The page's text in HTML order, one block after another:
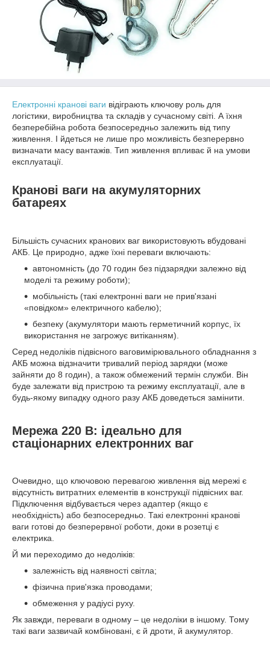
Електронні кранові ваги відіграють ключову роль для
логістики, виробництва та складів у сучасному світі. А їхня
безперебійна робота безпосередньо залежить від типу
живлення. І йдеться не лише про можливість безперервно
визначати масу вантажів. Тип живлення впливає й на умови
експлуатації.
Кранові ваги на акумуляторних
батареях
Більшість сучасних кранових ваг використовують вбудовані
АКБ. Це природно, адже їхні переваги включають:
автономність (до 70 годин без підзарядки залежно від
моделі та режиму роботи);
мобільність (такі електронні ваги не прив'язані
«повідком» електричного кабелю);
безпеку (акумулятори мають герметичний корпус, їх
використання не загрожує витіканням).
Серед недоліків підвісного ваговимірювального обладнання з
АКБ можна відзначити тривалий період зарядки (може
зайняти до 8 годин), а також обмежений термін служби. Він
буде залежати від пристрою та режиму експлуатації, але в
будь-якому випадку одного разу АКБ доведеться замінити.
Мережа 220 В: ідеально для
стаціонарних електронних ваг
Очевидно, що ключовою перевагою живлення від мережі є
відсутність витратних елементів в конструкції підвісних ваг.
Підключення відбувається через адаптер (якщо є
необхідність) або безпосередньо. Такі електронні кранові
ваги готові до безперервної роботи, доки в розетці є
електрика.
Й ми переходимо до недоліків:
залежність від наявності світла;
фізична прив'язка проводами;
обмеження у радіусі руху.
Як завжди, переваги в одному – це недоліки в іншому. Тому
такі ваги зазвичай комбіновані, є й дроти, й акумулятор.